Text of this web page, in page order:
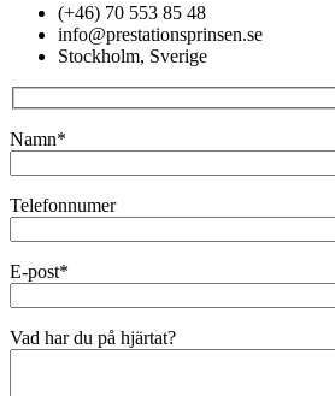
(+46) 70 553 85 48
info@prestationsprinsen.se
Stockholm, Sverige
Namn*
Telefonnumer
E-post*
Vad har du på hjärtat?